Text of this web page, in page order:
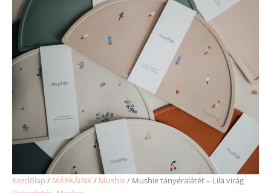
Kezdőlap / MÁRKÁINK/ Mushie/ Mushie tányéralátét – Lila virág